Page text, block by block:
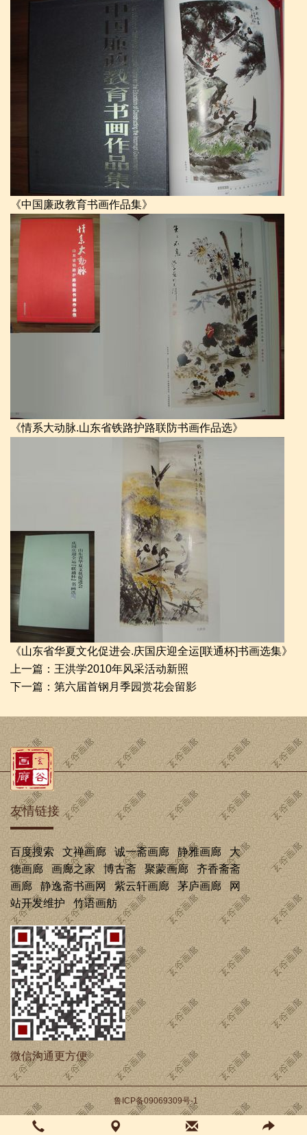
《中国廉政教育书画作品集》
《情系大动脉.山东省铁路护路联防书画作品选》
《山东省华夏文化促进会.庆国庆迎全运[联通杯]书画选集》
上一篇： 王洪学2010年风采活动新照
下一篇： 第六届首钢月季园赏花会留影
友情链接
百度搜索 文禅画廊 诚一斋画廊 静雅画廊
大
德画廊
画廊之家 博古斋 聚蒙画廊
齐香斋斋
画廊
静逸斋书画网 紫云轩画廊 茅庐画廊
网
站开发维护
竹语画舫
微信沟通更方便
鲁ICP备09069309号-1